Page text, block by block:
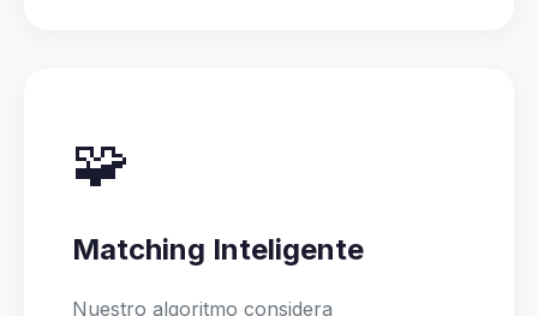
🧩
Matching Inteligente
Nuestro algoritmo considera